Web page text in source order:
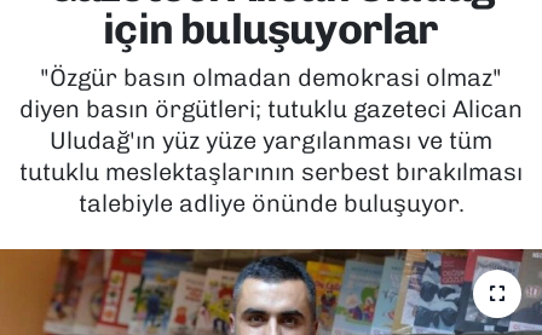
için buluşuyorlar
"Özgür basın olmadan demokrasi olmaz"
diyen basın örgütleri; tutuklu gazeteci Alican
Uludağ'ın yüz yüze yargılanması ve tüm
tutuklu meslektaşlarının serbest bırakılması
talebiyle adliye önünde buluşuyor.
EKONOMİ
KÜLTÜR SANAT
MAGAZİN
POLİTİKA
SAĞLIK
SPOR
Tüm Manşetler
Son Dakika Haberleri
Haber Arşivi